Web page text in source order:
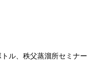
ル、秩父蒸溜所セミナー